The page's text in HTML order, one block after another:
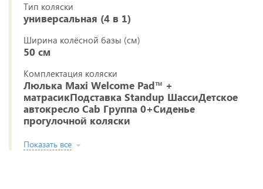
Тип коляски
универсальная (4 в 1)
Ширина колёсной базы (см)
50 см
Комплектация коляски
Люлька Maxi Welcome Pad™ +
матрасикПодставка Standup ШассиДетское
автокресло Cab Группа 0+Сиденье
прогулочной коляски
Показать все